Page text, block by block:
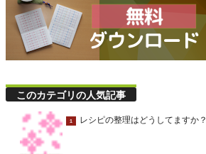
このカテゴリの人気記事
1 レシピの整理はどうしてますか？